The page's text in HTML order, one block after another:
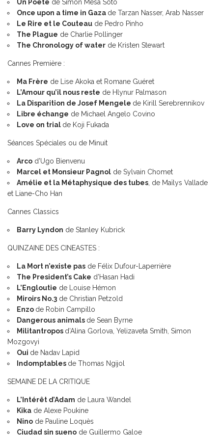
Un Poète de Simón Mesa Soto
Once upon a time in Gaza de Tarzan Nasser, Arab Nasser
Le Rire et le Couteau de Pedro Pinho
The Plague de Charlie Pollinger
The Chronology of water de Kristen Stewart
Cannes Première :
Ma Frère de Lise Akoka et Romane Guéret
L’Amour qu’il nous reste de Hlynur Palmason
La Disparition de Josef Mengele de Kirill Serebrennikov
Libre échange de Michael Angelo Covino
Love on trial de Koji Fukada
Séances Spéciales ou de Minuit
Arco d’Ugo Bienvenu
Marcel et Monsieur Pagnol de Sylvain Chomet
Amélie et la Métaphysique des tubes , de Maïlys Vallade
et Liane-Cho Han
Cannes Classics
Barry Lyndon de Stanley Kubrick
QUINZAINE DES CINEASTES :
La Mort n’existe pas de Félix Dufour-Laperrière
The President’s Cake d’Hasan Hadi
L’Engloutie de Louise Hémon
Miroirs No.3 de Christian Petzold
Enzo de Robin Campillo
Dangerous animals de Sean Byrne
Militantropos d’Alina Gorlova, Yelizaveta Smith, Simon
Mozgovyi
Oui de Nadav Lapid
Indomptables de Thomas Ngijol
SEMAINE DE LA CRITIQUE
L’Intérêt d’Adam de Laura Wandel
Kika de Alexe Poukine
Nino de Pauline Loquès
Ciudad sin sueno de Guillermo Galoe